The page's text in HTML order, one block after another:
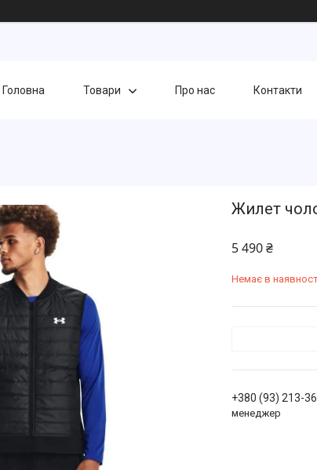
Головна Товари Про нас Контакти
Жилет
5 490 ₴
Немає в
+380 (93) 213-
менеджер